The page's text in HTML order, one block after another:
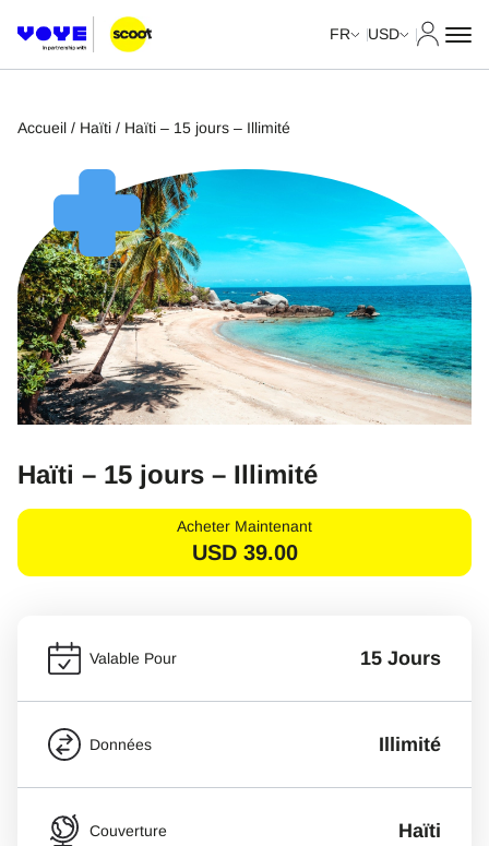
FR USD
Accueil / Haïti / Haïti – 15 jours – Illimité
Haïti – 15 jours – Illimité
Acheter Maintenant
USD 39.00
Valable Pour 15 Jours
Données Illimité
Couverture Haïti